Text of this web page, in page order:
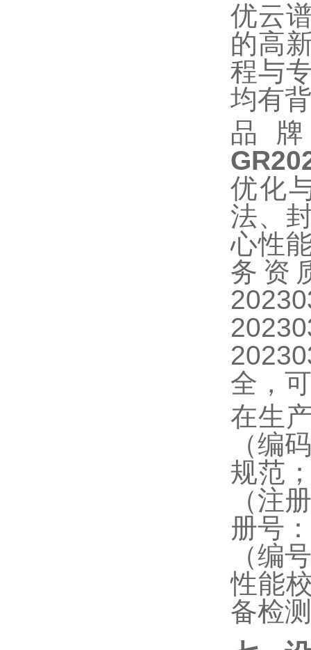
优云
的高
程与
均有
品
优化
法、
心性
务资
全，
在生
（编
规范
（注
册号：
（编
性能
备检